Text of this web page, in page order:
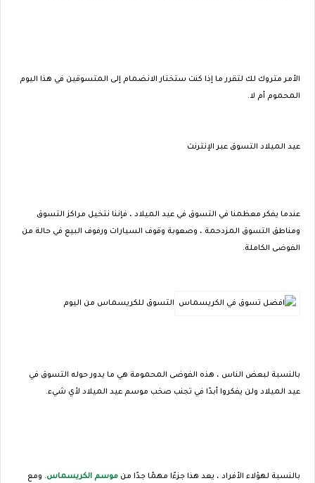
الأمر متروك لك لتقرر ما إذا كنت ستختار الانضمام إلى المتسوقين في هذا اليوم
المحموم أم لا.
عيد الميلاد التسوق عبر الإنترنت
عندما يفكر معظمنا في التسوق في عيد الميلاد ، فإننا نتخيل مراكز التسوق
ومناطق التسوق المزدحمة ، وصعوبة وقوف السيارات ورفوف البيع في حالة من
الفوضى الكاملة.
التسوق للكريسماس من اليوم
بالنسبة لبعض الناس ، هذه الفوضى المحمومة هي ما يدور حوله التسوق في
عيد الميلاد ولن يفكروا أبدًا في تجنب صخب موسم عيد الميلاد لأي شيء.
بالنسبة لهؤلاء الأفراد ، يعد هذا جزءًا مهمًا جدًا منموسم الكريسماس. ومع